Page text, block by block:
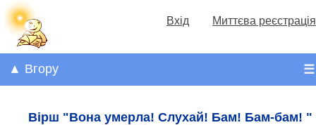
Вхід Миттєва реєстрація
☰
▲ Вгору
Вірш "Вона умерла! Слухай! Бам! Бам-бам! "